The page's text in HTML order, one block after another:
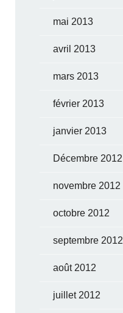
mai 2013
avril 2013
mars 2013
février 2013
janvier 2013
Décembre 2012
novembre 2012
octobre 2012
septembre 2012
août 2012
juillet 2012